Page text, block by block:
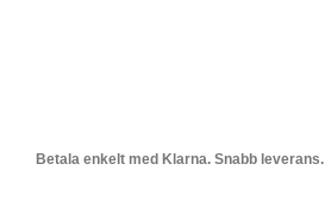
Betala enkelt med Klarna. Snabb leverans.